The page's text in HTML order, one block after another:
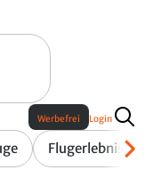
Flugerlebnis
Werbefrei Login